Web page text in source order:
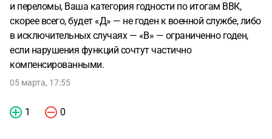
и переломы, Ваша категория годности по итогам ВВК,
скорее всего, будет «Д» — не годен к военной службе, либо
в исключительных случаях — «В» — ограниченно годен,
если нарушения функций сочтут частично
компенсированными.
05 марта, 17:55
1 0